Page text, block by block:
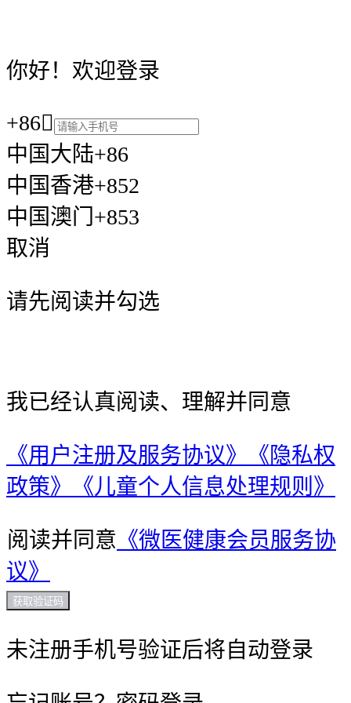
你好！欢迎登录
+86
中国大陆+86
中国香港+852
中国澳门+853
取消
请先阅读并勾选
我已经认真阅读、理解并同意
《用户注册及服务协议》
《隐私权
政策》
《儿童个人信息处理规则》
阅读并同意 《微医健康会员服务协
议》
获取验证码
未注册手机号验证后将自动登录